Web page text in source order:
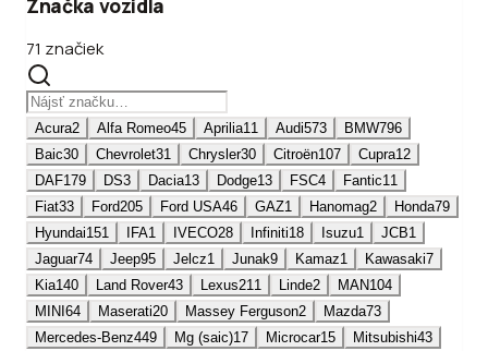
Značka vozidla
71 značiek
Acura2 Alfa Romeo45 Aprilia11 Audi573 BMW796
Baic30 Chevrolet31 Chrysler30 Citroën107 Cupra12
DAF179 DS3 Dacia13 Dodge13 FSC4 Fantic11
Fiat33 Ford205 Ford USA46 GAZ1 Hanomag2 Honda79
Hyundai151 IFA1 IVECO28 Infiniti18 Isuzu1 JCB1
Jaguar74 Jeep95 Jelcz1 Junak9 Kamaz1 Kawasaki7
Kia140 Land Rover43 Lexus211 Linde2 MAN104
MINI64 Maserati20 Massey Ferguson2 Mazda73
Mercedes-Benz449 Mg (saic)17 Microcar15 Mitsubishi43